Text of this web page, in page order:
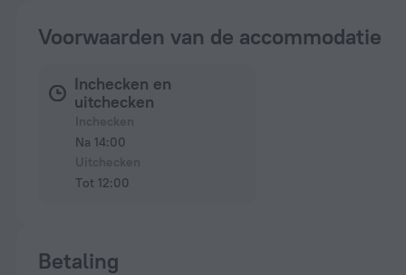
Voorwaarden van de accommodatie
Inchecken en
uitchecken
Na 14:00
Tot 12:00
Betaling